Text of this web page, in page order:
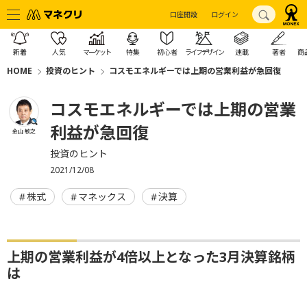
口座開設 ログイン
新着 人気 マーケット 特集 初心者 ライフデザイン 連載 著者 商
HOME 投資のヒント コスモエネルギーでは上期の営業利益が急回復
金山 敏之
コスモエネルギーでは上期の営業
利益が急回復
投資のヒント
2021/12/08
株式 マネックス 決算
上期の営業利益が4倍以上となった3月決算銘柄
は